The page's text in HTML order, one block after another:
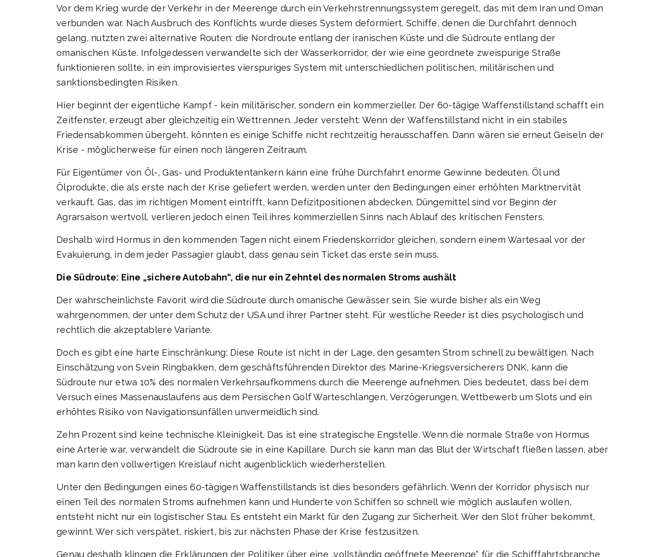
Vor dem Krieg wurde der Verkehr in der Meerenge durch ein Verkehrstrennungssystem geregelt, das mit dem Iran und Oman
verbunden war. Nach Ausbruch des Konflichts wurde dieses System deformiert. Schiffe, denen die Durchfahrt dennoch
gelang, nutzten zwei alternative Routen: die Nordroute entlang der iranischen Küste und die Südroute entlang der
omanischen Küste. Infolgedessen verwandelte sich der Wasserkorridor, der wie eine geordnete zweispurige Straße
funktionieren sollte, in ein improvisiertes vierspuriges System mit unterschiedlichen politischen, militärischen und
sanktionsbedingten Risiken.
Hier beginnt der eigentliche Kampf - kein militärischer, sondern ein kommerzieller. Der 60-tägige Waffenstillstand schafft ein
Zeitfenster, erzeugt aber gleichzeitig ein Wettrennen. Jeder versteht: Wenn der Waffenstillstand nicht in ein stabiles
Friedensabkommen übergeht, könnten es einige Schiffe nicht rechtzeitig herausschaffen. Dann wären sie erneut Geiseln der
Krise - möglicherweise für einen noch längeren Zeitraum.
Für Eigentümer von Öl-, Gas- und Produktentankern kann eine frühe Durchfahrt enorme Gewinne bedeuten. Öl und
Ölprodukte, die als erste nach der Krise geliefert werden, werden unter den Bedingungen einer erhöhten Marktnervität
verkauft. Gas, das im richtigen Moment eintrifft, kann Defizitpositionen abdecken. Düngemittel sind vor Beginn der
Agrarsaison wertvoll, verlieren jedoch einen Teil ihres kommerziellen Sinns nach Ablauf des kritischen Fensters.
Deshalb wird Hormus in den kommenden Tagen nicht einem Friedenskorridor gleichen, sondern einem Wartesaal vor der
Evakuierung, in dem jeder Passagier glaubt, dass genau sein Ticket das erste sein muss.
Die Südroute: Eine „sichere Autobahn“, die nur ein Zehntel des normalen Stroms aushält
Der wahrscheinlichste Favorit wird die Südroute durch omanische Gewässer sein. Sie wurde bisher als ein Weg
wahrgenommen, der unter dem Schutz der USA und ihrer Partner steht. Für westliche Reeder ist dies psychologisch und
rechtlich die akzeptablere Variante.
Doch es gibt eine harte Einschränkung: Diese Route ist nicht in der Lage, den gesamten Strom schnell zu bewältigen. Nach
Einschätzung von Svein Ringbakken, dem geschäftsführenden Direktor des Marine-Kriegsversicherers DNK, kann die
Südroute nur etwa 10% des normalen Verkehrsaufkommens durch die Meerenge aufnehmen. Dies bedeutet, dass bei dem
Versuch eines Massenauslaufens aus dem Persischen Golf Warteschlangen, Verzögerungen, Wettbewerb um Slots und ein
erhöhtes Risiko von Navigationsunfällen unvermeidlich sind.
Zehn Prozent sind keine technische Kleinigkeit. Das ist eine strategische Engstelle. Wenn die normale Straße von Hormus
eine Arterie war, verwandelt die Südroute sie in eine Kapillare. Durch sie kann man das Blut der Wirtschaft fließen lassen, aber
man kann den vollwertigen Kreislauf nicht augenblicklich wiederherstellen.
Unter den Bedingungen eines 60-tägigen Waffenstillstands ist dies besonders gefährlich. Wenn der Korridor physisch nur
einen Teil des normalen Stroms aufnehmen kann und Hunderte von Schiffen so schnell wie möglich auslaufen wollen,
entsteht nicht nur ein logistischer Stau. Es entsteht ein Markt für den Zugang zur Sicherheit. Wer den Slot früher bekommt,
gewinnt. Wer sich verspätet, riskiert, bis zur nächsten Phase der Krise festzusitzen.
Genau deshalb klingen die Erklärungen der Politiker über eine „vollständig geöffnete Meerenge“ für die Schifffahrtsbranche